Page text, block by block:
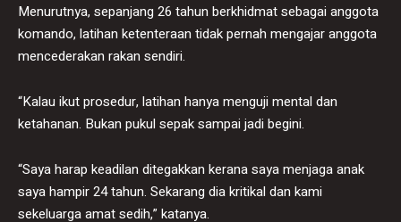
Menurutnya, sepanjang 26 tahun berkhidmat sebagai anggota
komando, latihan ketenteraan tidak pernah mengajar anggota
mencederakan rakan sendiri.
“Kalau ikut prosedur, latihan hanya menguji mental dan
ketahanan. Bukan pukul sepak sampai jadi begini.
“Saya harap keadilan ditegakkan kerana saya menjaga anak
saya hampir 24 tahun. Sekarang dia kritikal dan kami
sekeluarga amat sedih,” katanya.